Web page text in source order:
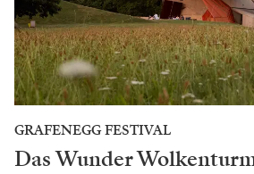
GRAFENEGG FESTIVAL
Das Wunder